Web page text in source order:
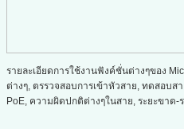
รายละเอียดการใช้งานฟังค์ชั่นต่างๆของ
ต่างๆ, ตรรวจสอบการเข้าหัวสาย, ทดสอบ
PoE, ความผิดปกติต่างๆในสาย, ระยะขาด-